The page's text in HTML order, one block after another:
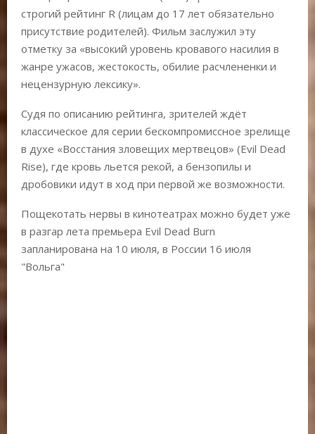
строгий рейтинг R (лицам до 17 лет обязательно
присутствие родителей). Фильм заслужил эту
отметку за «высокий уровень кровавого насилия в
жанре ужасов, жестокость, обилие расчлененки и
нецензурную лексику».
Судя по описанию рейтинга, зрителей ждёт
классическое для серии бескомпромиссное зрелище
в духе «Восстания зловещих мертвецов» (Evil Dead
Rise), где кровь льется рекой, а бензопилы и
дробовики идут в ход при первой же возможности.
Пощекотать нервы в кинотеатрах можно будет уже
в разгар лета премьера Evil Dead Burn
запланирована на 10 июля, в России 16 июля
"Вольга"